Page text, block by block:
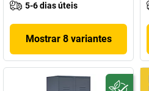
5-6 dias úteis
Mostrar 8 variantes